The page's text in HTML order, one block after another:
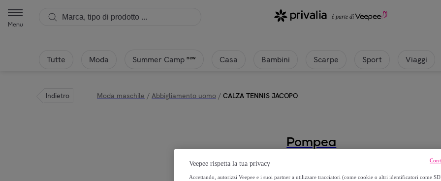
Menu
Tutte Moda Summer Camp new Casa Bambini Scarpe Sport Viaggi
Indietro Moda maschile / Abbigliamento uomo / CALZA TENNIS JACOPO
Pompea
Veepee rispetta la tua privacy
Accettando, autorizzi Veepee e i suoi partner a utilizzare tracciatori (come cookie o altri identificatori come